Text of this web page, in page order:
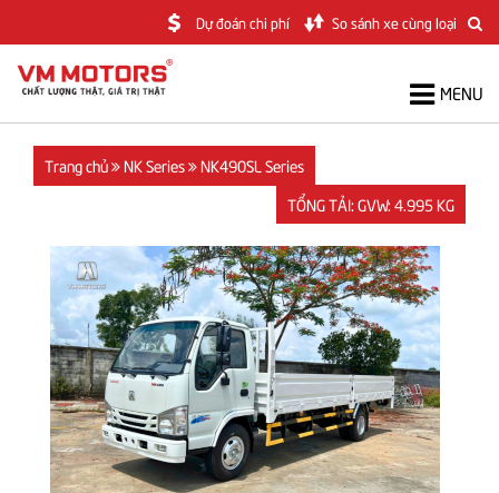
Dự đoán chi phí So sánh xe cùng loại
MENU
Trang chủ NK Series
NK490SL Series
TỔNG TẢI: GVW: 4.995 KG
TRANG CHỦ
GIỚI THIỆU
SẢN PHẨM
SANDEUR S100
NK Series
FN Series
GINGA Series
TIN TỨC
DỊCH VỤ